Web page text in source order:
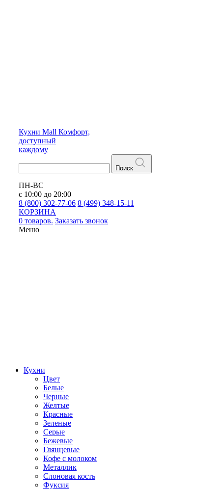
Кухни Mall Комфорт,
доступный
каждому
Поиск
ПН-ВС
с 10:00 до 20:00
8 (800) 302-77-06 8 (499) 348-15-11
КОРЗИНА
0 товаров. Заказать звонок
Меню
Кухни
Цвет
Белые
Черные
Желтые
Красные
Зеленые
Серые
Бежевые
Глянцевые
Кофе с молоком
Металлик
Слоновая кость
Фуксия